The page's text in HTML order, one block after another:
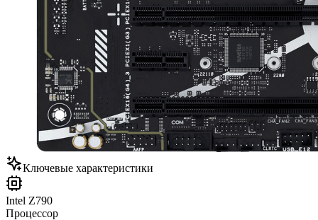
Ключевые характеристики
Intel Z790
Процессор